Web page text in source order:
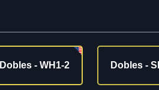
Dobles - WH1-2 Dobles -